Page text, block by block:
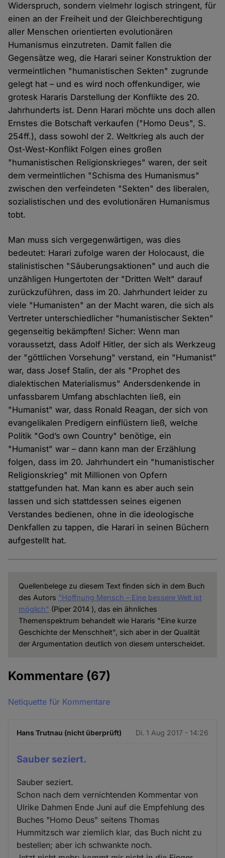
Widerspruch, sondern vielmehr logisch stringent, für
einen an der Freiheit und der Gleichberechtigung
aller Menschen orientierten evolutionären
Humanismus einzutreten. Damit fallen die
Gegensätze weg, die Harari seiner Konstruktion der
vermeintlichen "humanistischen Sekten" zugrunde
gelegt hat – und es wird noch offenkundiger, wie
grotesk Hararis Darstellung der Konflikte des 20.
Jahrhunderts ist. Denn Harari möchte uns doch allen
Ernstes die Botschaft verkaufen ("Homo Deus", S.
254ff.), dass sowohl der 2. Weltkrieg als auch der
Ost-West-Konflikt Folgen eines großen
"humanistischen Religionskrieges" waren, der seit
dem vermeintlichen "Schisma des Humanismus"
zwischen den verfeindeten "Sekten" des liberalen,
sozialistischen und des evolutionären Humanismus
tobt.
Man muss sich vergegenwärtigen, was dies
bedeutet: Harari zufolge waren der Holocaust, die
stalinistischen "Säuberungsaktionen" und auch die
unzähligen Hungertoten der "Dritten Welt" darauf
zurückzuführen, dass im 20. Jahrhundert leider zu
viele "Humanisten" an der Macht waren, die sich als
Vertreter unterschiedlicher "humanistischer Sekten"
gegenseitig bekämpften! Sicher: Wenn man
voraussetzt, dass Adolf Hitler, der sich als Werkzeug
der "göttlichen Vorsehung" verstand, ein "Humanist"
war, dass Josef Stalin, der als "Prophet des
dialektischen Materialismus" Andersdenkende in
unfassbarem Umfang abschlachten ließ, ein
"Humanist" war, dass Ronald Reagan, der sich von
evangelikalen Predigern einflüstern ließ, welche
Politik "God’s own Country" benötige, ein
"Humanist" war – dann kann man der Erzählung
folgen, dass im 20. Jahrhundert ein "humanistischer
Religionskrieg" mit Millionen von Opfern
stattgefunden hat. Man kann es aber auch sein
lassen und sich stattdessen seines eigenen
Verstandes bedienen, ohne in die ideologische
Denkfallen zu tappen, die Harari in seinen Büchern
aufgestellt hat.
Quellenbelege zu diesem Text finden sich in dem Buch
des Autors "Hoffnung Mensch – Eine bessere Welt ist
möglich" (Piper 2014 ), das ein ähnliches
Themenspektrum behandelt wie Hararis "Eine kurze
Geschichte der Menschheit", sich aber in der Qualität
der Argumentation deutlich von diesem unterscheidet.
Kommentare (67)
Netiquette für Kommentare
Hans Trutnau (nicht überprüft) Di. 1 Aug 2017 - 14:26
Sauber seziert.
Sauber seziert.
Schon nach dem vernichtenden Kommentar von
Ulrike Dahmen Ende Juni auf die Empfehlung des
Buches "Homo Deus" seitens Thomas
Hummitzsch war ziemlich klar, das Buch nicht zu
bestellen; aber ich schwankte noch.